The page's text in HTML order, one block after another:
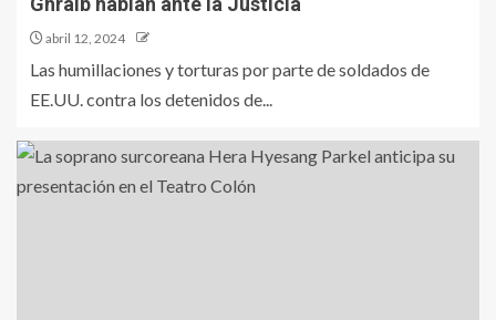
abril 12, 2024
Las humillaciones y torturas por parte de soldados de
EE.UU. contra los detenidos de...